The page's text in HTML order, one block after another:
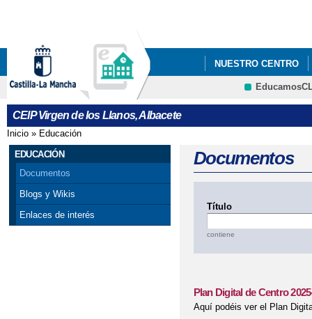
NUESTRO CENTRO
CALENDARIO DE
CEIP Virgen de los Llanos, Albacete
Se encuentra usted aquí
Inicio » Educación
EDUCACIÓN
Documentos
Blogs y Wikis
Enlaces de interés
Documentos
Título
contiene
Plan Digital de Centro
Aquí podéis ver el Plan